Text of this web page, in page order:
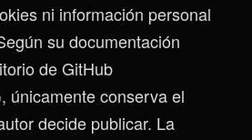
ni información personal
su documentación
de GitHub
únicamente conserva el
decide publicar. La